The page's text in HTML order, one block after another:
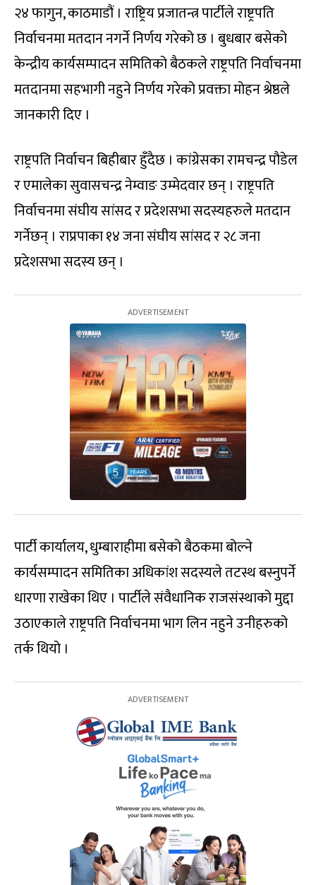
२४ फागुन, काठमाडौं । राष्ट्रिय प्रजातन्त्र पार्टीले राष्ट्रपति
निर्वाचनमा मतदान नगर्ने निर्णय गरेको छ । बुधबार बसेको
केन्द्रीय कार्यसम्पादन समितिको बैठकले राष्ट्रपति निर्वाचनमा
मतदानमा सहभागी नहुने निर्णय गरेको प्रवक्ता मोहन श्रेष्ठले
जानकारी दिए ।
राष्ट्रपति निर्वाचन बिहीबार हुँदैछ । कांग्रेसका रामचन्द्र पौडेल
र एमालेका सुवासचन्द्र नेम्वाङ उम्मेदवार छन् । राष्ट्रपति
निर्वाचनमा संघीय सांसद र प्रदेशसभा सदस्यहरुले मतदान
गर्नेछन् । राप्रपाका १४ जना संघीय सांसद र २८ जना
प्रदेशसभा सदस्य छन् ।
पार्टी कार्यालय, धुम्बाराहीमा बसेको बैठकमा बोल्ने
कार्यसम्पादन समितिका अधिकांश सदस्यले तटस्थ बस्नुपर्ने
धारणा राखेका थिए । पार्टीले संवैधानिक राजसंस्थाको मुद्दा
उठाएकाले राष्ट्रपति निर्वाचनमा भाग लिन नहुने उनीहरुको
तर्क थियो ।